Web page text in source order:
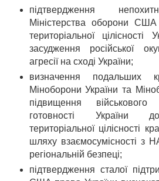
підтвердження
Міністерства оборони США
територіальної
засудження російської
агресії на сході України;
визначення подальших
Міноборони України та
підвищення
готовності України
територіальної цілісності
шляху взаємосумісності з
регіональній безпеці;
підтвердження сталої